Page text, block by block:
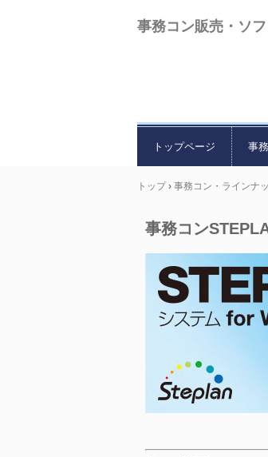
事務コン販売・ソ
トップページ 事
トップ › 事務コン・ラインナ
事務コン